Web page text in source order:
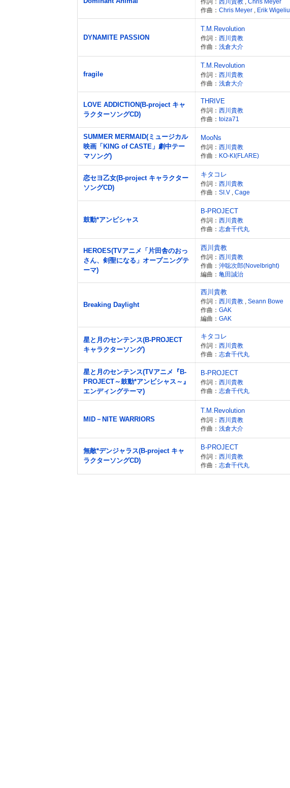
作曲： Chris Meyer Erik Wigelius
DYNAMITE PASSION
T.M.Revolution
作詞： 西川貴教
作曲： 浅倉大介
fragile
T.M.Revolution
作詞： 西川貴教
作曲： 浅倉大介
LOVE ADDICTION(B-project キャ
ラクターソングCD)
THRIVE
作詞： 西川貴教
作曲： toiza71
SUMMER MERMAID(ミュージカル
映画「KING of CASTE」劇中テー
マソング)
MooNs
作詞： 西川貴教
作曲： KO-KI(FLARE)
恋セヨ乙女(B-project キャラクター
ソングCD)
キタコレ
作詞： 西川貴教
作曲： SI.V Cage
鼓動*アンビシャス
B-PROJECT
作詞： 西川貴教
作曲： 志倉千代丸
HEROES(TVアニメ「片田舎のおっ
さん、剣聖になる」オープニングテ
ーマ)
西川貴教
作詞： 西川貴教
作曲： 沖聡次郎(Novelbright)
編曲： 亀田誠治
Breaking Daylight
西川貴教
作詞： 西川貴教
Seann Bowe
作曲： GAK
編曲： GAK
星と月のセンテンス(B-PROJECT
キャラクターソング)
キタコレ
作詞： 西川貴教
作曲： 志倉千代丸
星と月のセンテンス(TVアニメ『B-
PROJECT～鼓動*アンビシャス～』
エンディングテーマ)
B-PROJECT
作詞： 西川貴教
作曲： 志倉千代丸
MID－NITE WARRIORS
T.M.Revolution
作詞： 西川貴教
作曲： 浅倉大介
無敵*デンジャラス(B-project キャ
ラクターソングCD)
B-PROJECT
作詞： 西川貴教
作曲： 志倉千代丸